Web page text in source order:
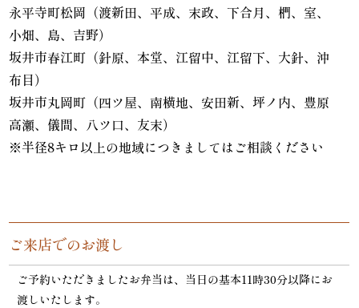
永平寺町松岡（渡新田、平成、末政、下合月、椚、室、
小畑、島、吉野）
坂井市春江町（針原、本堂、江留中、江留下、大針、沖
布目）
坂井市丸岡町（四ツ屋、南横地、安田新、坪ノ内、豊原
高瀬、儀間、八ツ口、友末）
※半径8キロ以上の地域につきましてはご相談ください
ご来店でのお渡し
ご予約いただきましたお弁当は、当日の基本11時30分以降にお
渡しいたします。